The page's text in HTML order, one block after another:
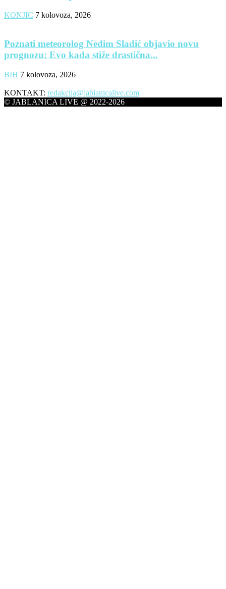
KONJIC 7 kolovoza, 2026
Poznati meteorolog Nedim Sladić objavio novu
prognozu: Evo kada stiže drastična...
BIH 7 kolovoza, 2026
KONTAKT: redakcija@jablanicalive.com
© JABLANICA LIVE @ 2022-2026